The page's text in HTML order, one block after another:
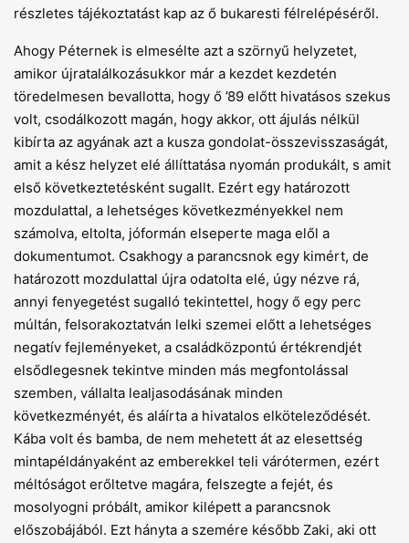
részletes tájékoztatást kap az ő bukaresti félrelépéséről.
Ahogy Péternek is elmesélte azt a szörnyű helyzetet,
amikor újratalálkozásukkor már a kezdet kezdetén
töredelmesen bevallotta, hogy ő ’89 előtt hivatásos szekus
volt, csodálkozott magán, hogy akkor, ott ájulás nélkül
kibírta az agyának azt a kusza gondolat-összevisszaságát,
amit a kész helyzet elé állíttatása nyomán produkált, s amit
első következtetésként sugallt. Ezért egy határozott
mozdulattal, a lehetséges következményekkel nem
számolva, eltolta, jóformán elseperte maga elől a
dokumentumot. Csakhogy a parancsnok egy kimért, de
határozott mozdulattal újra odatolta elé, úgy nézve rá,
annyi fenyegetést sugalló tekintettel, hogy ő egy perc
múltán, felsorakoztatván lelki szemei előtt a lehetséges
negatív fejleményeket, a családközpontú értékrendjét
elsődlegesnek tekintve minden más megfontolással
szemben, vállalta lealjasodásának minden
következményét, és aláírta a hivatalos elköteleződését.
Kába volt és bamba, de nem mehetett át az elesettség
mintapéldányaként az emberekkel teli várótermen, ezért
méltóságot erőltetve magára, felszegte a fejét, és
mosolyogni próbált, amikor kilépett a parancsnok
előszobájából. Ezt hányta a szemére később Zaki, aki ott